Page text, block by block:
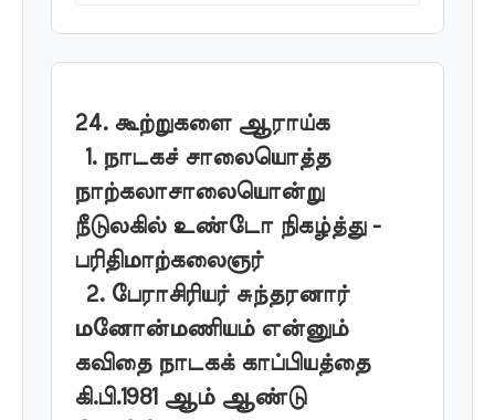
24. கூற்றுகளை ஆராய்க
1. நாடகச் சாலையொத்த
நாற்கலாசாலையொன்று
நீடுலகில் உண்டோ நிகழ்த்து -
பரிதிமாற்கலைஞர்
2. பேராசிரியர் சுந்தரனார்
மனோன்மணியம் என்னும்
கவிதை நாடகக் காப்பியத்தை
கி.பி.1981 ஆம் ஆண்டு